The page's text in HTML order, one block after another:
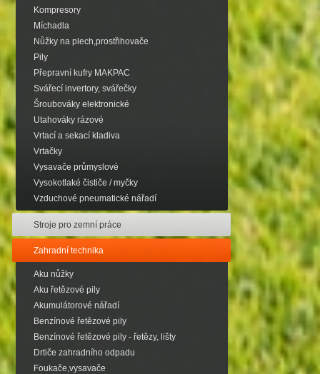
Kompresory
Míchadla
Nůžky na plech,prostřihovače
Pily
Přepravní kufry MAKPAC
Svářecí invertory, svářečky
Šroubováky elektronické
Utahováky rázové
Vrtací a sekací kladiva
Vrtačky
Vysavače průmyslové
Vysokotlaké čističe / myčky
Vzduchové pneumatické nářadí
Stroje pro zemní práce
Zahradní technika
Aku nůžky
Aku řetězové pily
Akumulátorové nářadí
Benzínové řetězové pily
Benzínové řetězové pily - řetězy, lišty
Drtiče zahradního odpadu
Foukače,vysavače